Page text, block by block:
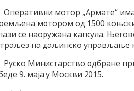
Оперативни мотор „Армате“ има
мотором од 1500
се наоружана капсула.
на даљинско управљање
Руско Министарство одбране
9. маја у Москви 2015.